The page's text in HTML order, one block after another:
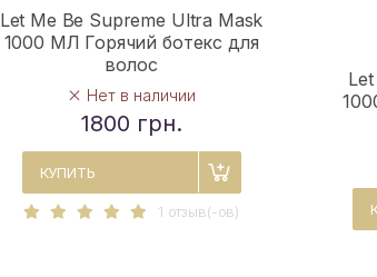
Let Me Be Supreme Ultra Mask
1000 МЛ Горячий ботекс для
волос
Нет в наличии
1800 грн.
КУПИТЬ
1 отзыв(-ов)